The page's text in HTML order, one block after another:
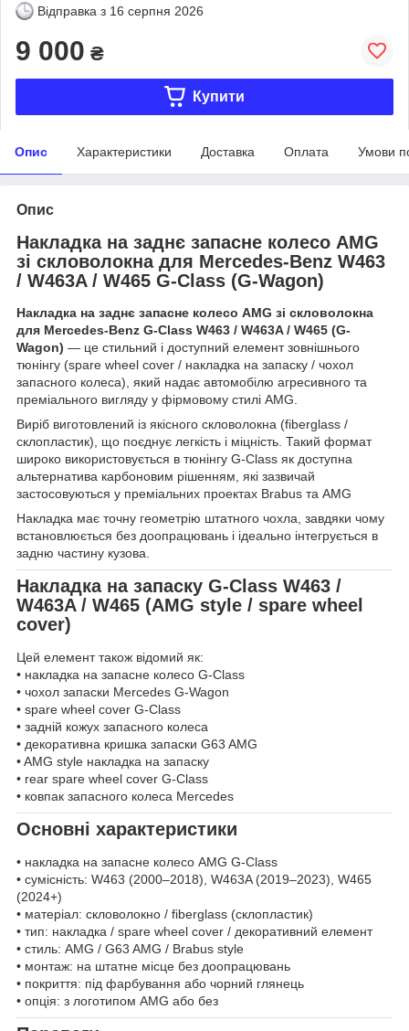
Відправка з 16 серпня 2026
9 000 ₴
Купити
Опис Характеристики Доставка Оплата Умови
Опис
Накладка на заднє запасне колесо AMG
зі скловолокна для Mercedes-Benz W463
/ W463A / W465 G-Class (G-Wagon)
Накладка на заднє запасне колесо AMG зі скловолокна
для Mercedes-Benz G-Class W463 / W463A / W465 (G-
Wagon) — це стильний і доступний елемент зовнішнього
тюнінгу (spare wheel cover / накладка на запаску / чохол
запасного колеса), який надає автомобілю агресивного та
преміального вигляду у фірмовому стилі AMG.
Виріб виготовлений із якісного скловолокна (fiberglass /
склопластик), що поєднує легкість і міцність. Такий формат
широко використовується в тюнінгу G-Class як доступна
альтернатива карбоновим рішенням, які зазвичай
застосовуються у преміальних проектах Brabus та AMG
Накладка має точну геометрію штатного чохла, завдяки чому
встановлюється без доопрацювань і ідеально інтегрується в
задню частину кузова.
Накладка на запаску G-Class W463 /
W463A / W465 (AMG style / spare wheel
cover)
Цей елемент також відомий як:
• накладка на запасне колесо G-Class
• чохол запаски Mercedes G-Wagon
• spare wheel cover G-Class
• задній кожух запасного колеса
• декоративна кришка запаски G63 AMG
• AMG style накладка на запаску
• rear spare wheel cover G-Class
• ковпак запасного колеса Mercedes
Основні характеристики
• накладка на запасне колесо AMG G-Class
• сумісність: W463 (2000–2018), W463A (2019–2023), W465
(2024+)
• матеріал: скловолокно / fiberglass (склопластик)
• тип: накладка / spare wheel cover / декоративний елемент
• стиль: AMG / G63 AMG / Brabus style
• монтаж: на штатне місце без доопрацювань
• покриття: під фарбування або чорний глянець
• опція: з логотипом AMG або без